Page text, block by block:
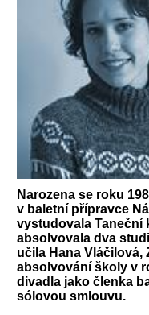
Narozena se roku
v baletní přípravce
vystudovala Taneční
absolvovala dva
učila Hana Vláčilová,
absolvování školy v
divadla jako členka
sólovou smlouvu.